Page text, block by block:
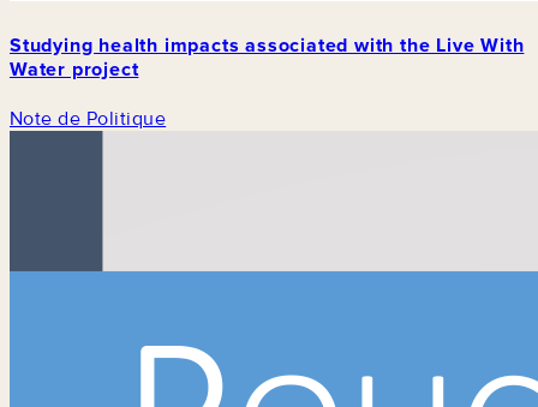
Studying health impacts associated with the Live With
Water project
Note de Politique